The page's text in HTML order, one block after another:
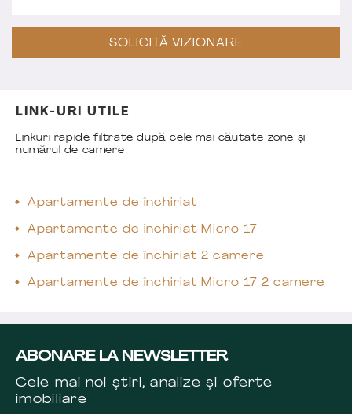
SOLICITĂ VIZIONARE
LINK-URI UTILE
Linkuri rapide filtrate după cele mai căutate zone și
numărul de camere
Apartamente de închiriat
Apartamente de închiriat Micro 17
Apartamente de închiriat 2 camere
Apartamente de închiriat Micro 17 2 camere
ABONARE LA NEWSLETTER
Cele mai noi știri, analize și oferte
imobiliare